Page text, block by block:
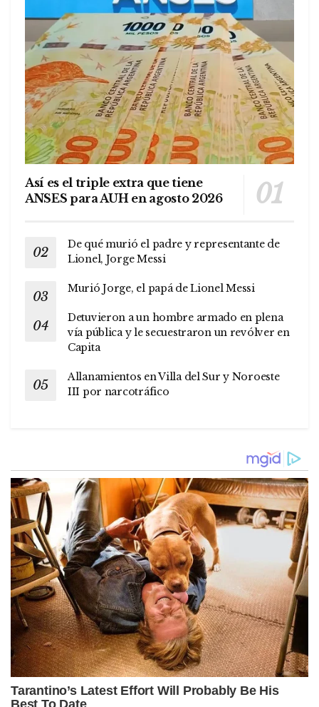
Así es el triple extra que tiene
ANSES para AUH en agosto 2026
De qué murió el padre y representante de
Lionel, Jorge Messi
Murió Jorge, el papá de Lionel Messi
Detuvieron a un hombre armado en plena
vía pública y le secuestraron un revólver en
Capita
Allanamientos en Villa del Sur y Noroeste
III por narcotráfico